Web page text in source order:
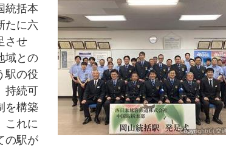
統括本
たに六
させ
域との
駅の役
持続可
を構築
これに
の駅が